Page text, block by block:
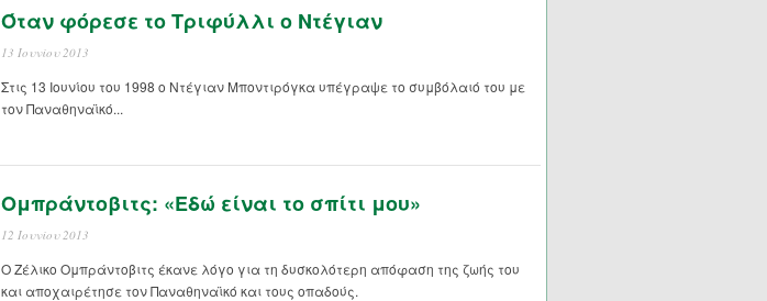
Όταν φόρεσε το Τριφύλλι ο Ντέγιαν
13 Ιουνίου 2013
Στις 13 Ιουνίου του 1998 ο Ντέγιαν Μποντιρόγκα υπέγραψε το συμβόλαιό του με
τον Παναθηναϊκό...
Ομπράντοβιτς: «Εδώ είναι το σπίτι μου»
12 Ιουνίου 2013
Ο Ζέλικο Ομπράντοβιτς έκανε λόγο για τη δυσκολότερη απόφαση της ζωής του
και αποχαιρέτησε τον Παναθηναϊκό και τους οπαδούς.